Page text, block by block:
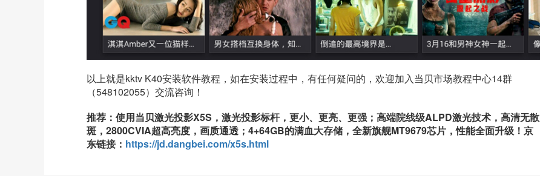
以上就是kktv K40安装软件教程，如在安装过程中，有任何疑问的，欢迎加入当贝市场教程中心14群
（548102055）交流咨询！
推荐：使用当贝激光投影X5S，激光投影标杆，更小、更亮、更强；高端院线级ALPD激光技术，高清无散
斑，2800CVIA超高亮度，画质通透；4+64GB的满血大存储，全新旗舰MT9679芯片，性能全面升级！京
东链接： https://jd.dangbei.com/x5s.html